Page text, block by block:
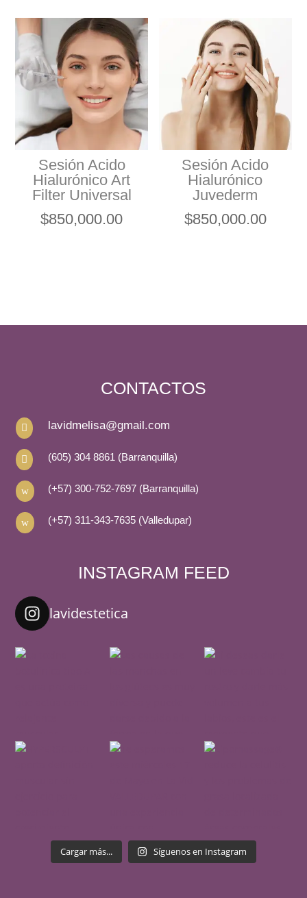
Sesión Acido
Hialurónico Art
Filter Universal
$850,000.00
Sesión Acido
Hialurónico
Juvederm
$850,000.00
CONTACTOS
 lavidmelisa@gmail.com
 (605) 304 8861 (Barranquilla)
w (+57) 300-752-7697 (Barranquilla)
w (+57) 311-343-7635 (Valledupar)
INSTAGRAM FEED
lavidestetica
Cargar más... Síguenos en Instagram